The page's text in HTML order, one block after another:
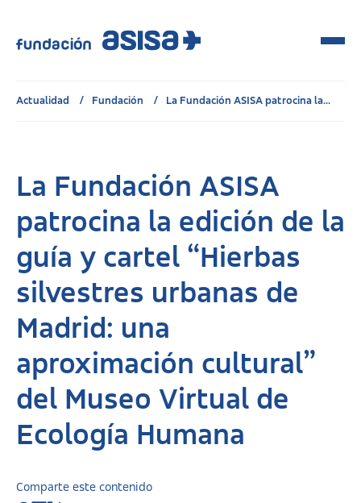
Actualidad Fundación La Fundación ASISA patrocina la...
La Fundación ASISA
patrocina la edición de la
guía y cartel “Hierbas
silvestres urbanas de
Madrid: una
aproximación cultural”
del Museo Virtual de
Ecología Humana
Comparte este contenido